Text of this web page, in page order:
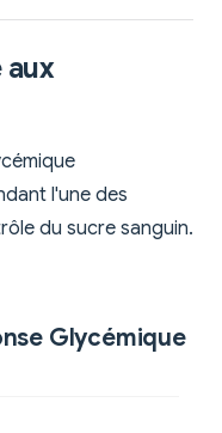
l'une des
du sucre sanguin.
Glycémique